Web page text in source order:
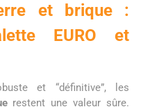
et brique :
EURO et
et “définitive”, les
restent une valeur sûre.